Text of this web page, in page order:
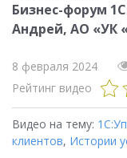
Бизнес-форум
Андрей, АО «УК
8 февраля 2024
Рейтинг видео
Видео на тему:
клиентов, Истории